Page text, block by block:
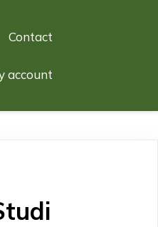
Contact
account